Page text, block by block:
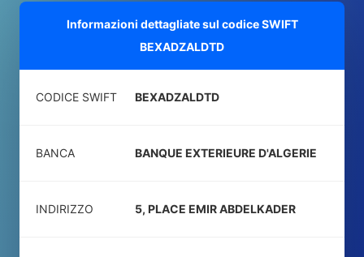
Informazioni dettagliate sul codice SWIFT
BEXADZALDTD
CODICE SWIFT BEXADZALDTD
BANCA BANQUE EXTERIEURE D'ALGERIE
INDIRIZZO 5, PLACE EMIR ABDELKADER